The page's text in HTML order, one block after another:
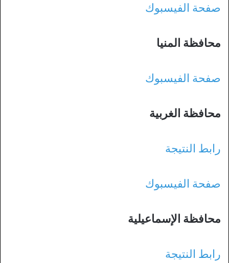
صفحة الفيسبوك
محافظة المنيا
صفحة الفيسبوك
محافظة الغربية
رابط النتيجة
صفحة الفيسبوك
محافظة الإسماعيلية
رابط النتيجة